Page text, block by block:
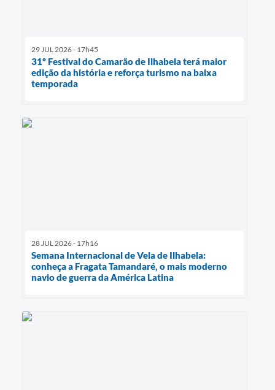
29 JUL 2026 - 17h45
31º Festival do Camarão de Ilhabela terá maior
edição da história e reforça turismo na baixa
temporada
28 JUL 2026 - 17h16
Semana Internacional de Vela de Ilhabela:
conheça a Fragata Tamandaré, o mais moderno
navio de guerra da América Latina